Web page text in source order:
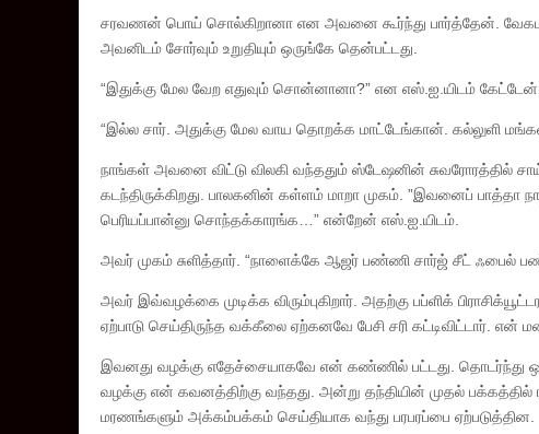
சரவணன் பொய் சொல்கிறானா என அவனை கூர்ந்து பார்த்தேன்.
அவனிடம் சோர்வும் உறுதியும் ஒருங்கே தென்பட்டது.
“இதுக்கு மேல வேற எதுவும் சொன்னானா?” என எஸ்.ஐ.யிடம்
“இல்ல சார். அதுக்கு மேல வாய தொறக்க மாட்டேங்கான். கல்லுளி
நாங்கள் அவனை விட்டு விலகி வந்ததும் ஸ்டேஷனின் சுவரோரத்தில்
கடந்திருக்கிறது. பாலகனின் கள்ளம் மாறா முகம். ”இவனைப் பாத்தா
பெரியப்பான்னு சொந்தக்காரங்க…” என்றேன் எஸ்.ஐ.யிடம்.
அவர் முகம் சுளித்தார். “நாளைக்கே ஆஜர் பண்ணி சார்ஜ் சீட் ஃபைல்
அவர் இவ்வழக்கை முடிக்க விரும்புகிறார். அதற்கு பப்ளிக்
ஏற்பாடு செய்திருந்த வக்கீலை ஏற்கனவே பேசி சரி கட்டிவிட்டார்.
இவனது வழக்கு எதேச்சையாகவே என் கண்ணில் பட்டது. தொடர்ந்து
வழக்கு என் கவனத்திற்கு வந்தது. அன்று தந்தியின் முதல்
மரணங்களும் அக்கம்பக்கம் செய்தியாக வந்து பரபரப்பை ஏற்படுத்தின.